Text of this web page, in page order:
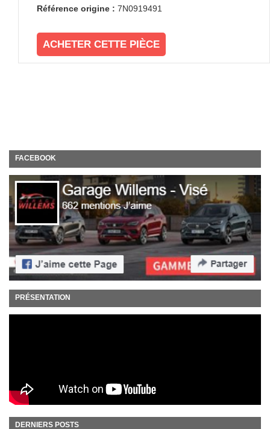
Référence origine : 7N0919491
ACHETER CETTE PIÈCE
FACEBOOK
PRÉSENTATION
DERNIERS POSTS